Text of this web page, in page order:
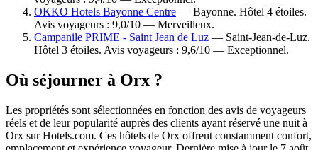
OKKO Hotels Bayonne Centre — Bayonne. Hôtel 4 étoiles.
Avis voyageurs : 9,0/10 — Merveilleux.
Campanile PRIME - Saint Jean de Luz — Saint-Jean-de-Luz.
Hôtel 3 étoiles. Avis voyageurs : 9,6/10 — Exceptionnel.
Où séjourner à Orx ?
Les propriétés sont sélectionnées en fonction des avis de voyageurs
réels et de leur popularité auprès des clients ayant réservé une nuit à
Orx sur Hotels.com. Ces hôtels de Orx offrent constamment confort,